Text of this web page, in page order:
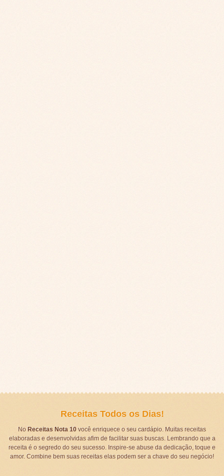
Receitas Todos os Dias!
No Receitas Nota 10você enriquece o seu cardápio. Muitas receitas
elaboradas e desenvolvidas afim de facilitar suas buscas. Lembrando que a
receita é o segredo do seu sucesso. Inspire-se abuse da dedicação, toque e
amor. Combine bem suas receitas elas podem ser a chave do seu negócio!